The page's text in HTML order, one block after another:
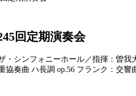
回定期演奏会
・シンフォニーホール／指揮：曽
協奏曲 ハ長調 op.56 フランク：交響